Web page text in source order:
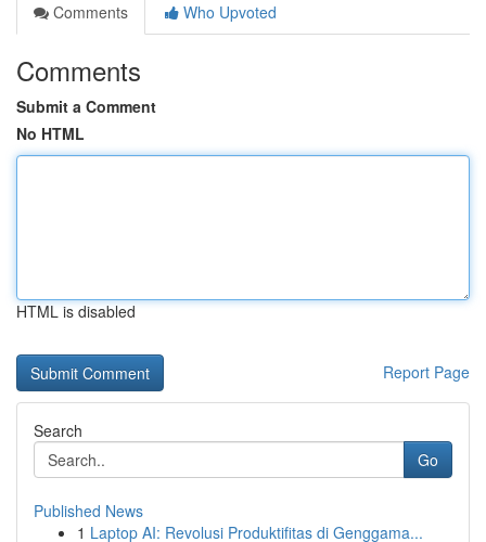
Comments
Who Upvoted
Comments
Submit a Comment
No HTML
HTML is disabled
Report Page
Search
Go
Published News
1 Laptop AI: Revolusi Produktifitas di Genggama...